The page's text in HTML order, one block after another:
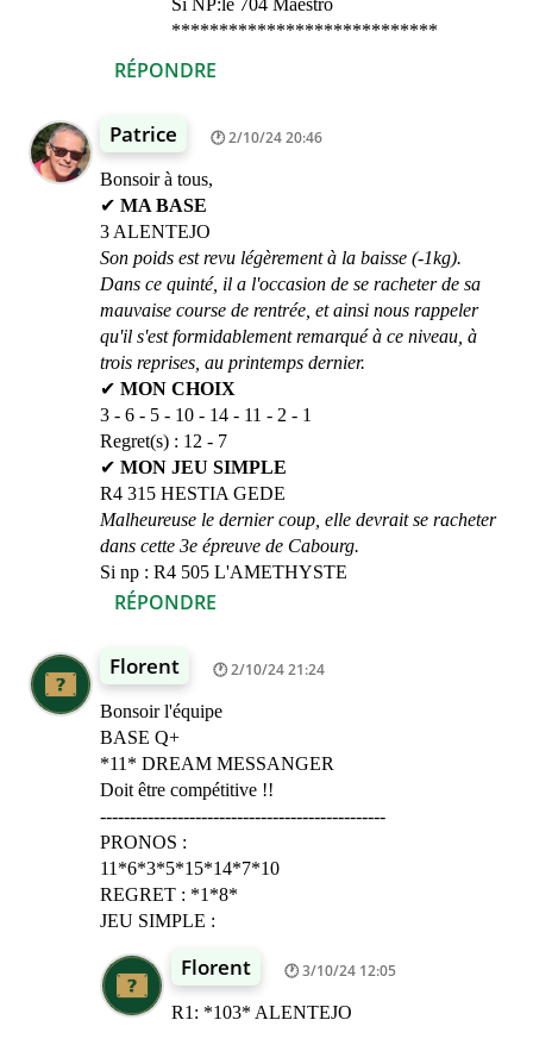
RÉPONDRE
Si NP:le 704 Maestro
****************************
Patrice 2/10/24 20:46
Bonsoir à tous,
✔ MA BASE
3 ALENTEJO
Son poids est revu légèrement à la baisse (-1kg).
Dans ce quinté, il a l'occasion de se racheter de sa
mauvaise course de rentrée, et ainsi nous rappeler
qu'il s'est formidablement remarqué à ce niveau, à
trois reprises, au printemps dernier.
✔ MON CHOIX
3 - 6 - 5 - 10 - 14 - 11 - 2 - 1
Regret(s) : 12 - 7
✔ MON JEU SIMPLE
R4 315 HESTIA GEDE
Malheureuse le dernier coup, elle devrait se racheter
dans cette 3e épreuve de Cabourg.
Si np : R4 505 L'AMETHYSTE
RÉPONDRE
Florent 2/10/24 21:24
Bonsoir l'équipe
BASE Q+
*11* DREAM MESSANGER
Doit être compétitive !!
------------------------------------------------
PRONOS :
11*6*3*5*15*14*7*10
REGRET : *1*8*
JEU SIMPLE :
Florent 3/10/24 12:05
R1: *103* ALENTEJO